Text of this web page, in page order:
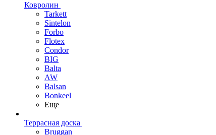
Ковролин
Tarkett
Sintelon
Forbo
Flotex
Condor
BIG
Balta
AW
Balsan
Bonkeel
Еще
Террасная доска
Bruggan